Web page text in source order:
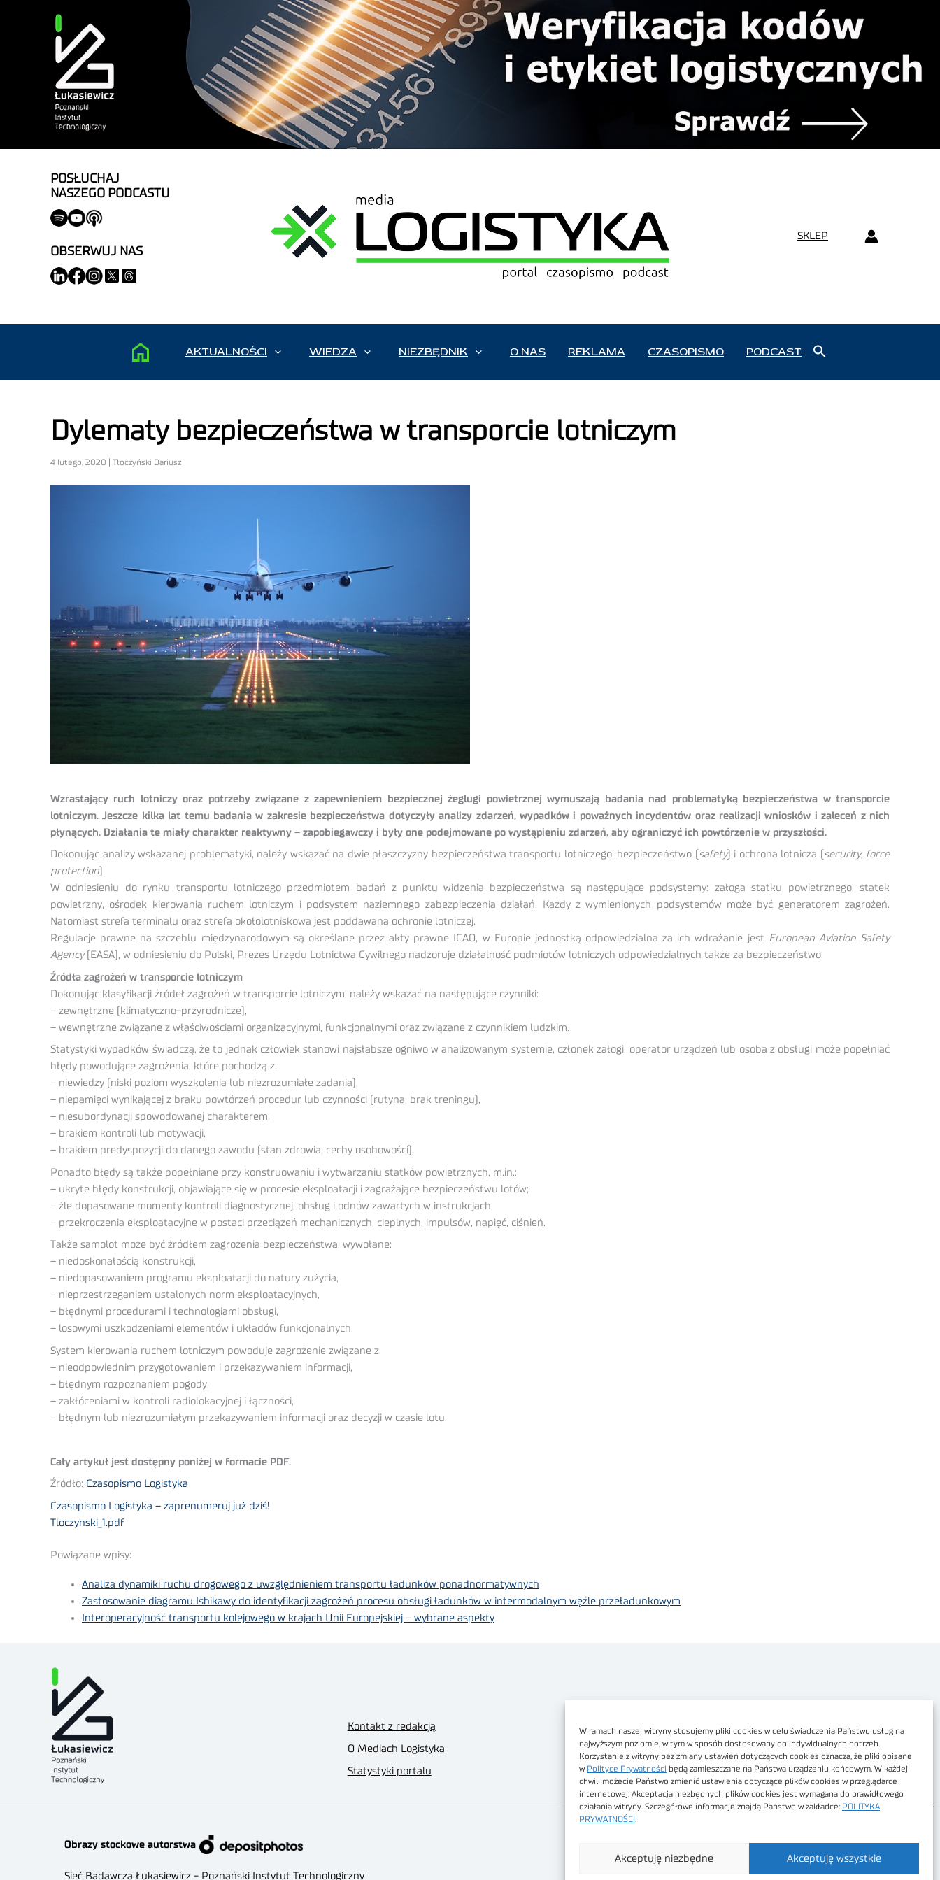
W ramach naszej witryny stosujemy pliki cookies w celu świadczenia Państwu usług na
najwyższym poziomie, w tym w sposób dostosowany do indywidualnych potrzeb.
Korzystanie z witryny bez zmiany ustawień dotyczących cookies oznacza, że pliki opisane
w Polityce Prywatności będą zamieszczane na Państwa urządzeniu końcowym. W każdej
chwili możecie Państwo zmienić ustawienia dotyczące plików cookies w przeglądarce
internetowej. Akceptacja niezbędnych plików cookies jest wymagana do prawidłowego
działania witryny. Szczegółowe informacje znajdą Państwo w zakładce: POLITYKA
PRYWATNOŚCI
Akceptuję wszystkie
Akceptuję niezbędne
POSŁUCHAJ
NASZEGO PODCASTU
OBSERWUJ NAS
SKLEP
AKTUALNOŚCI WIEDZA NIEZBĘDNIK O NAS REKLAMA CZASOPISMO PODCAST
Dylematy bezpieczeństwa w transporcie lotniczym
4 lutego, 2020 | Tłoczyński Dariusz
Wzrastający ruch lotniczy oraz potrzeby związane z zapewnieniem bezpiecznej żeglugi powietrznej wymuszają badania nad problematyką bezpieczeństwa w transporcie
lotniczym. Jeszcze kilka lat temu badania w zakresie bezpieczeństwa dotyczyły analizy zdarzeń, wypadków i poważnych incydentów oraz realizacji wniosków i zaleceń z nich
płynących. Działania te miały charakter reaktywny – zapobiegawczy i były one podejmowane po wystąpieniu zdarzeń, aby ograniczyć ich powtórzenie w przyszłości.
Dokonując analizy wskazanej problematyki, należy wskazać na dwie płaszczyzny bezpieczeństwa transportu lotniczego: bezpieczeństwo ( safety) i ochrona lotnicza ( security, force
protection ).
W odniesieniu do rynku transportu lotniczego przedmiotem badań z punktu widzenia bezpieczeństwa są następujące podsystemy: załoga statku powietrznego, statek
powietrzny, ośrodek kierowania ruchem lotniczym i podsystem naziemnego zabezpieczenia działań. Każdy z wymienionych podsystemów może być generatorem zagrożeń.
Natomiast strefa terminalu oraz strefa okołolotniskowa jest poddawana ochronie lotniczej.
Regulacje prawne na szczeblu międzynarodowym są określane przez akty prawne ICAO, w Europie jednostką odpowiedzialna za ich wdrażanie jest European Aviation Safety
Agency(EASA), w odniesieniu do Polski, Prezes Urzędu Lotnictwa Cywilnego nadzoruje działalność podmiotów lotniczych odpowiedzialnych także za bezpieczeństwo.
Źródła zagrożeń w transporcie lotniczym
Dokonując klasyfikacji źródeł zagrożeń w transporcie lotniczym, należy wskazać na następujące czynniki:
– zewnętrzne (klimatyczno-przyrodnicze),
– wewnętrzne związane z właściwościami organizacyjnymi, funkcjonalnymi oraz związane z czynnikiem ludzkim.
Statystyki wypadków świadczą, że to jednak człowiek stanowi najsłabsze ogniwo w analizowanym systemie, członek załogi, operator urządzeń lub osoba z obsługi może popełniać
błędy powodujące zagrożenia, które pochodzą z:
– niewiedzy (niski poziom wyszkolenia lub niezrozumiałe zadania),
– niepamięci wynikającej z braku powtórzeń procedur lub czynności (rutyna, brak treningu),
– niesubordynacji spowodowanej charakterem,
– brakiem kontroli lub motywacji,
– brakiem predyspozycji do danego zawodu (stan zdrowia, cechy osobowości).
Ponadto błędy są także popełniane przy konstruowaniu i wytwarzaniu statków powietrznych, m.in.:
– ukryte błędy konstrukcji, objawiające się w procesie eksploatacji i zagrażające bezpieczeństwu lotów;
– źle dopasowane momenty kontroli diagnostycznej, obsług i odnów zawartych w instrukcjach,
– przekroczenia eksploatacyjne w postaci przeciążeń mechanicznych, cieplnych, impulsów, napięć, ciśnień.
Także samolot może być źródłem zagrożenia bezpieczeństwa, wywołane:
– niedoskonałością konstrukcji,
– niedopasowaniem programu eksploatacji do natury zużycia,
– nieprzestrzeganiem ustalonych norm eksploatacyjnych,
– błędnymi procedurami i technologiami obsługi,
– losowymi uszkodzeniami elementów i układów funkcjonalnych.
System kierowania ruchem lotniczym powoduje zagrożenie związane z:
– nieodpowiednim przygotowaniem i przekazywaniem informacji,
– błędnym rozpoznaniem pogody,
– zakłóceniami w kontroli radiolokacyjnej i łączności,
– błędnym lub niezrozumiałym przekazywaniem informacji oraz decyzji w czasie lotu.
Cały artykuł jest dostępny poniżej w formacie PDF.
Źródło: Czasopismo Logistyka
Czasopismo Logistyka – zaprenumeruj już dziś!
Tloczynski_1.pdf
Powiązane wpisy:
Analiza dynamiki ruchu drogowego z uwzględnieniem transportu ładunków ponadnormatywnych
Zastosowanie diagramu Ishikawy do identyfikacji zagrożeń procesu obsługi ładunków w intermodalnym węźle przeładunkowym
Interoperacyjność transportu kolejowego w krajach Unii Europejskiej – wybrane aspekty
Kontakt z redakcją
O Mediach Logistyka
Statystyki portalu
Dostępność cyfrowa
Regulamin Portalu
Regulamin sklepu
Obrazy stockowe autorstwa
Sieć Badawcza Łukasiewicz - Poznański Instytut Technologiczny